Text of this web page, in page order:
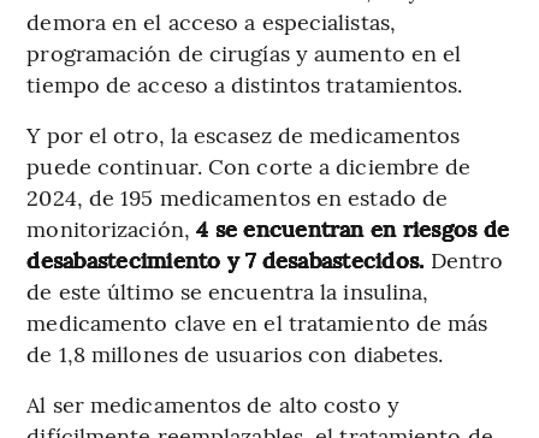
demora en el acceso a especialistas,
programación de cirugías y aumento en el
tiempo de acceso a distintos tratamientos.
Y por el otro, la escasez de medicamentos
puede continuar. Con corte a diciembre de
2024, de 195 medicamentos en estado de
monitorización, 4 se encuentran en riesgos de
desabastecimiento y 7 desabastecidos. Dentro
de este último se encuentra la insulina,
medicamento clave en el tratamiento de más
de 1,8 millones de usuarios con diabetes.
Al ser medicamentos de alto costo y